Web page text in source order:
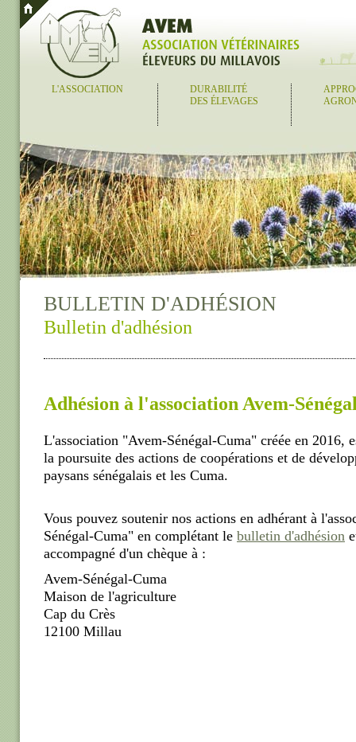
L'ASSOCIATION
DURABILITÉ
DES ÉLEVAGES
BULLETIN D'ADHÉSION
Bulletin d'adhésion
Adhésion à l'association Avem-
L'association "Avem-Sénégal-Cuma" créée en 2016,
la poursuite des actions de coopérations et de
paysans sénégalais et les Cuma.
Vous pouvez soutenir nos actions en adhérant à
Sénégal-Cuma" en complétant le bulletin d'adhésion
accompagné d'un chèque à :
Avem-Sénégal-Cuma
Maison de l'agriculture
Cap du Crès
12100 Millau